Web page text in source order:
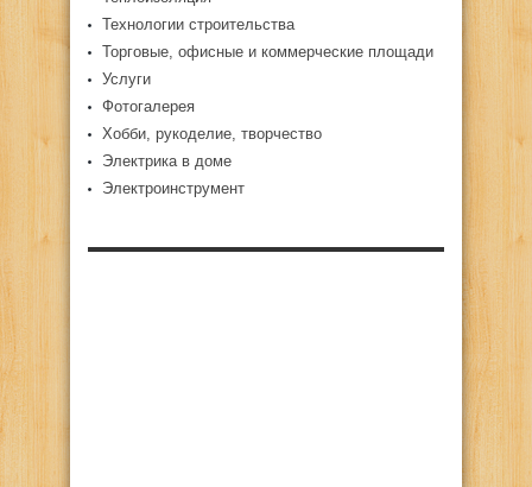
Технологии строительства
Торговые, офисные и коммерческие площади
Услуги
Фотогалерея
Хобби, рукоделие, творчество
Электрика в доме
Электроинструмент